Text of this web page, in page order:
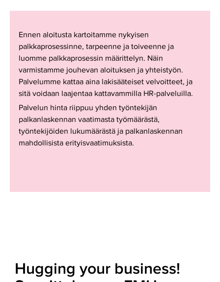
Ennen aloitusta kartoitamme nykyisen
palkkaprosessinne, tarpeenne ja toiveenne ja
luomme palkkaprosessin määrittelyn. Näin
varmistamme jouhevan aloituksen ja yhteistyön.
Palvelumme kattaa aina lakisääteiset velvoitteet, ja
sitä voidaan laajentaa kattavammilla HR-palveluilla.
Palvelun hinta riippuu yhden työntekijän
palkanlaskennan vaatimasta työmäärästä,
työntekijöiden lukumäärästä ja palkanlaskennan
mahdollisista erityisvaatimuksista.
Hugging your business!